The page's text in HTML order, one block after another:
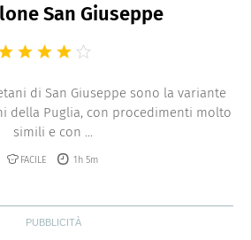
San Giuseppe
di San Giuseppe sono la variante
della Puglia, con procedimenti molto
simili e con ...
FACILE 1h 5m